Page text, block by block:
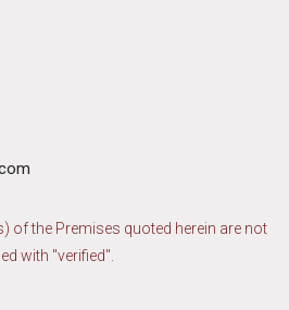
of the Premises quoted herein are not
with "verified".